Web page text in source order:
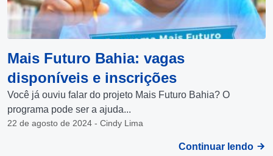
Mais Futuro Bahia: vagas
disponíveis e inscrições
Você já ouviu falar do projeto Mais Futuro Bahia? O
programa pode ser a ajuda...
22 de agosto de 2024 - Cindy Lima
Continuar lendo